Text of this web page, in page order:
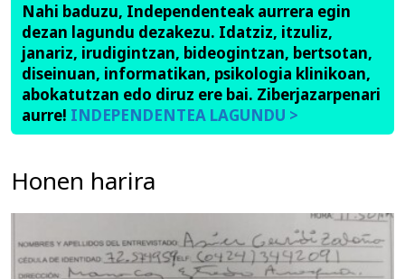
Nahi baduzu, Independenteak aurrera egin
dezan lagundu dezakezu. Idatziz, itzuliz,
janariz, irudigintzan, bideogintzan, bertsotan,
diseinuan, informatikan, psikologia klinikoan,
abokatutzan edo diruz ere bai. Ziberjazarpenari
aurre! INDEPENDENTEA LAGUNDU >
Honen harira